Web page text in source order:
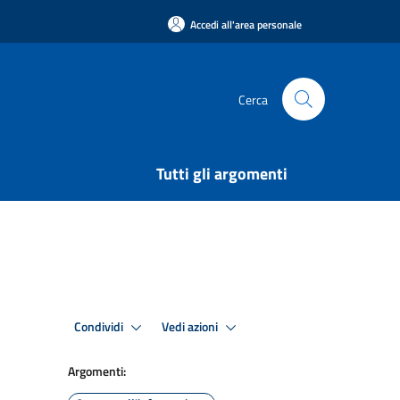
Accedi all'area personale
Cerca
Tutti gli argomenti
Condividi Vedi azioni
Argomenti: